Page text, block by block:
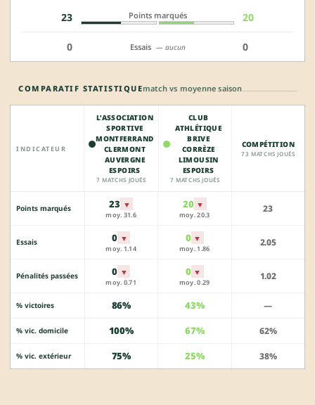
23 Points marqués 20
0 Essais — aucun 0
COMPARATIF STATISTIQUEmatch vs moyenne saison
INDICATEUR
L’ASSOCIATION
SPORTIVE
MONTFERRAND
CLERMONT
AUVERGNE
ESPOIRS
7 MATCHS JOUÉS
CLUB
ATHLÉTIQUE
BRIVE
CORRÈZE
LIMOUSIN
ESPOIRS
7 MATCHS JOUÉS
COMPÉTITION
73 MATCHS JOUÉS
Points marqués 23 ▼
moy. 31.6
20 ▼
moy. 20.3
23
Essais 0 ▼
moy. 1.14
0 ▼
moy. 1.86
2.05
Pénalités passées 0 ▼
moy. 0.71
0 ▼
moy. 0.29
1.02
% victoires 86% 43% —
% vic. domicile 100% 67% 62%
% vic. extérieur 75% 25% 38%